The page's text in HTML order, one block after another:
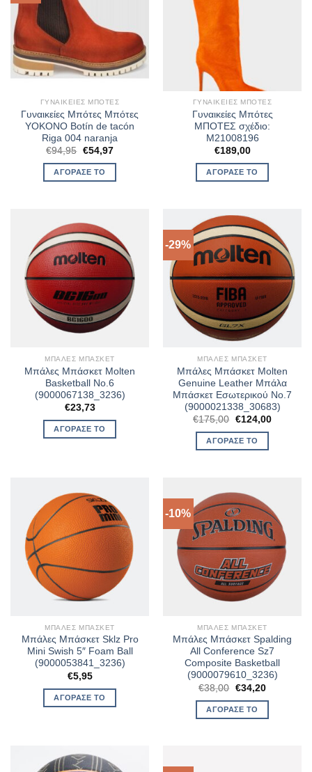
ΓΥΝΑΙΚΕΊΕΣ ΜΠΌΤΕΣ
Γυναικείες Μπότες Μπότες
YOKONO Botín de tacón
Riga 004 naranja
€94,95 Original
was:
€94,95.
€54,97Η
ΑΓΌΡΑΣΈ ΤΟ
ΓΥΝΑΙΚΕΊΕΣ ΜΠΌΤΕΣ
Γυναικείες Μπότες
ΜΠΟΤΕΣ σχέδιο:
M21008196
€189,00
ΑΓΌΡΑΣΈ ΤΟ
ΜΠΆΛΕΣ ΜΠΆΣΚΕΤ
Μπάλες Μπάσκετ Molten
Basketball No.6
(9000067138_3236)
€23,73
ΑΓΌΡΑΣΈ ΤΟ
-29%
ΜΠΆΛΕΣ ΜΠΆΣΚΕΤ
Μπάλες Μπάσκετ Molten
Genuine Leather Μπάλα
Μπάσκετ Εσωτερικού No.7
(9000021338_30683)
€175,00 Original
was:
€175,00.
€124,00Η
ΑΓΌΡΑΣΈ ΤΟ
ΜΠΆΛΕΣ ΜΠΆΣΚΕΤ
Μπάλες Μπάσκετ Sklz Pro
Mini Swish 5″ Foam Ball
(9000053841_3236)
€5,95
ΑΓΌΡΑΣΈ ΤΟ
-10%
ΜΠΆΛΕΣ ΜΠΆΣΚΕΤ
Μπάλες Μπάσκετ Spalding
All Conference Sz7
Composite Basketball
(9000079610_3236)
€38,00 Original
price
was:
€38,00.
€34,20Η
τιμή
ΑΓΌΡΑΣΈ ΤΟ